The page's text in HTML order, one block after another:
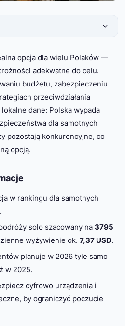
opcja dla wielu Polaków —
adekwatne do celu.
budżetu, zabezpieczeniu
przeciwdziałania
dane: Polska wypada
dla samotnych
pozostają konkurencyjne, co
opcją.
w rankingu dla samotnych
solo szacowany na 3795
wyżywienie ok. 7,37 USD.
planuje w 2026 tyle samo
w 2025.
cyfrowo urządzenia i
by ograniczyć poczucie